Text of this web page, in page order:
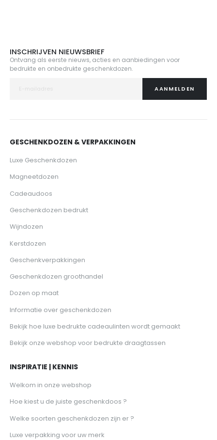
INSCHRIJVEN NIEUWSBRIEF
Ontvang als eerste nieuws, acties en aanbiedingen voor
bedrukte en onbedrukte geschenkdozen.
AANMELDEN
GESCHENKDOZEN & VERPAKKINGEN
Luxe Geschenkdozen
Magneetdozen
Cadeaudoos
Geschenkdozen bedrukt
Wijndozen
Kerstdozen
Geschenkverpakkingen
Geschenkdozen groothandel
Dozen op maat
Informatie over geschenkdozen
Bekijk hoe luxe bedrukte cadeaulinten wordt gemaakt
Bekijk onze webshop voor bedrukte draagtassen
INSPIRATIE | KENNIS
Welkom in onze webshop
Hoe kiest u de juiste geschenkdoos ?
Welke soorten geschenkdozen zijn er ?
Luxe verpakking voor uw merk